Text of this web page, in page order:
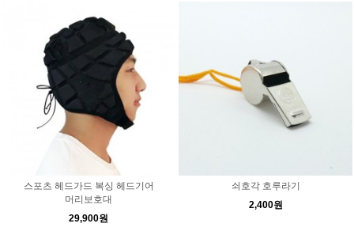
스포츠 헤드가드 복싱 헤드기어
머리보호대
29,900원
쇠호각 호루라기
2,400원